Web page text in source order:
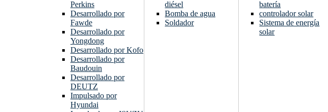
Perkins
Desarrollado por
Fawde
Desarrollado por
Yongdong
Desarrollado por Kofo
Desarrollado por
Baudouin
Desarrollado por
DEUTZ
Impulsado por
Hyundai
diésel
Bomba de agua
Soldador
batería
controlador solar
Sistema de energía
solar